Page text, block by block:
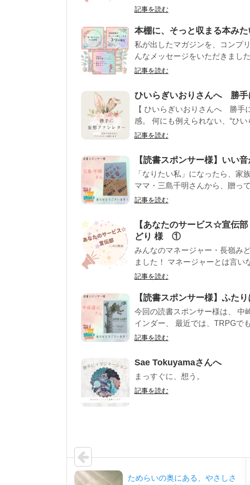
記事を読む
本棚に、そっと収まる本みた
私が出したマガジンを、コンプ
んなメッセージをいただきまし
記事を読む
ひいらぎいおりさんへ 勝
【 ひいらぎいおりさんへ 勝手
感。 何にも例えられない、“ひ
記事を読む
【読書スポンサー様】いい
「なりたい私」になったら、
ママ・三島千明さんから、贈っ
記事を読む
【あなたのサービス☆宣伝
どり 様 ①
みんなのマネージャー・長嶺み
ました！ マネージャーとは言い
記事を読む
【読書スポンサー様】ふた
今回の読書スポンサー様は、 中
インダー、 最近では、TRPGで
記事を読む
Sae Tokuyamaさんへ
まっすぐに、想う。
記事を読む
ためらいの奥にある、やさしさ